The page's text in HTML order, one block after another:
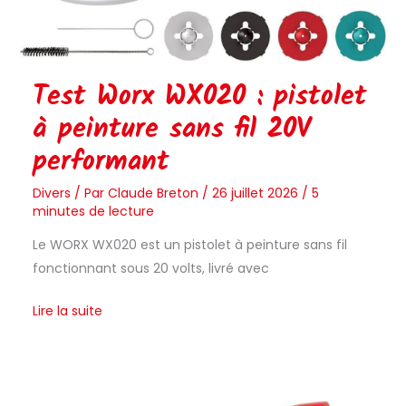
Test Worx WX020 : pistolet
à peinture sans fil 20V
performant
Divers / Par Claude Breton / 26 juillet 2026 / 5
minutes de lecture
Le WORX WX020 est un pistolet à peinture sans fil
fonctionnant sous 20 volts, livré avec
Lire la suite